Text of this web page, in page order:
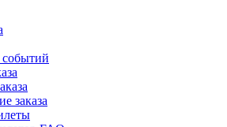
событий
заказа